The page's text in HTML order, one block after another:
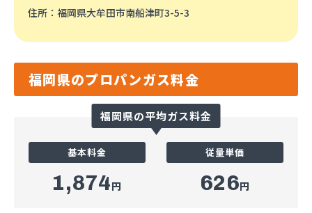
住所 ：福岡県大牟田市南船津町3-5-3
福岡県のプロパンガス料金
福岡県の平均ガス料金
基本料金
1,874円
従量単価
626円